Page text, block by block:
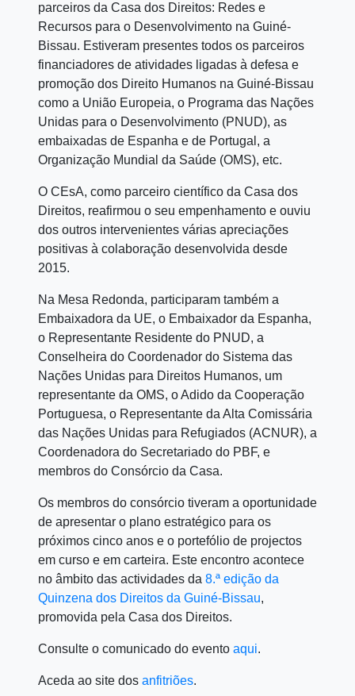
parceiros da Casa dos Direitos: Redes e
Recursos para o Desenvolvimento na Guiné-
Bissau. Estiveram presentes todos os parceiros
financiadores de atividades ligadas à defesa e
promoção dos Direito Humanos na Guiné-Bissau
como a União Europeia, o Programa das Nações
Unidas para o Desenvolvimento (PNUD), as
embaixadas de Espanha e de Portugal, a
Organização Mundial da Saúde (OMS), etc.
O CEsA, como parceiro científico da Casa dos
Direitos, reafirmou o seu empenhamento e ouviu
dos outros intervenientes várias apreciações
positivas à colaboração desenvolvida desde
2015.
Na Mesa Redonda, participaram também a
Embaixadora da UE, o Embaixador da Espanha,
o Representante Residente do PNUD, a
Conselheira do Coordenador do Sistema das
Nações Unidas para Direitos Humanos, um
representante da OMS, o Adido da Cooperação
Portuguesa, o Representante da Alta Comissária
das Nações Unidas para Refugiados (ACNUR), a
Coordenadora do Secretariado do PBF, e
membros do Consórcio da Casa.
Os membros do consórcio tiveram a oportunidade
de apresentar o plano estratégico para os
próximos cinco anos e o portefólio de projectos
em curso e em carteira. Este encontro acontece
no âmbito das actividades da 8.ª edição da
Quinzena dos Direitos da Guiné-Bissau,
promovida pela Casa dos Direitos.
Consulte o comunicado do evento aqui.
Aceda ao site dos anfitriões.